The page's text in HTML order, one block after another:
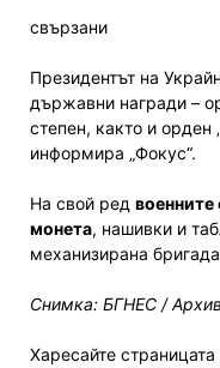
свързани
Президентът на
държавни награди –
степен, както и орден
информира „Фокус“.
На свой ред военните
монета, нашивки и
механизирана
Снимка: БГНЕС / Архив
Харесайте